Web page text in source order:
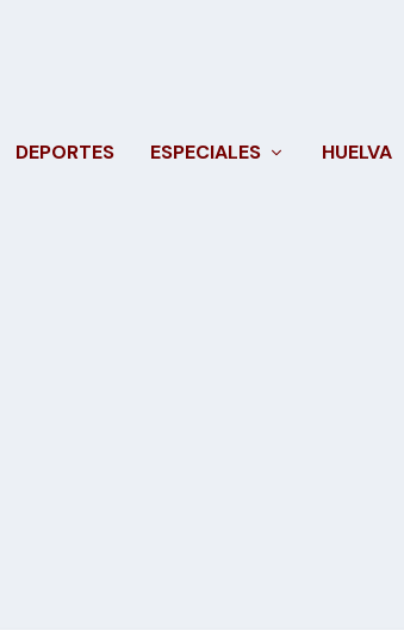
DEPORTES ESPECIALES HUELVA